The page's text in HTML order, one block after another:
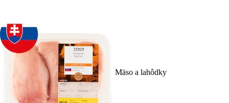
Mäso a lahôdky